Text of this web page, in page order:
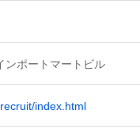
ポートマートビル
index.html